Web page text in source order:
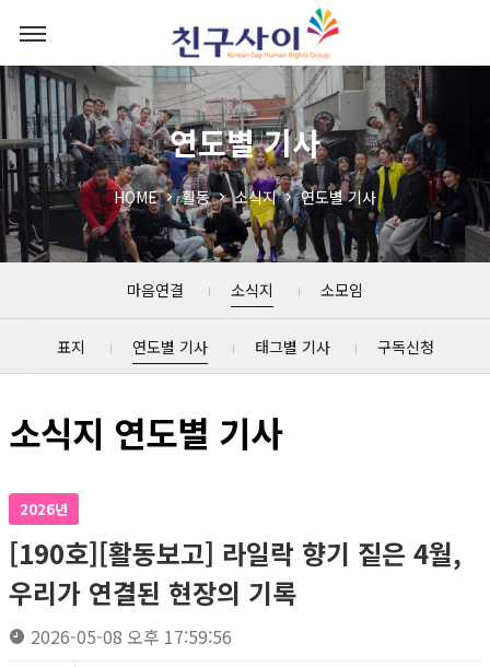
연도별 기사
HOME 활동 소식지 연도별 기사
마음연결 소식지 소모임
표지 연도별 기사 태그별 기사 구독신청
소식지 연도별 기사
2026년
[190호][활동보고] 라일락 향기 짙은 4월,
우리가 연결된 현장의 기록
2026-05-08 오후 17:59:56